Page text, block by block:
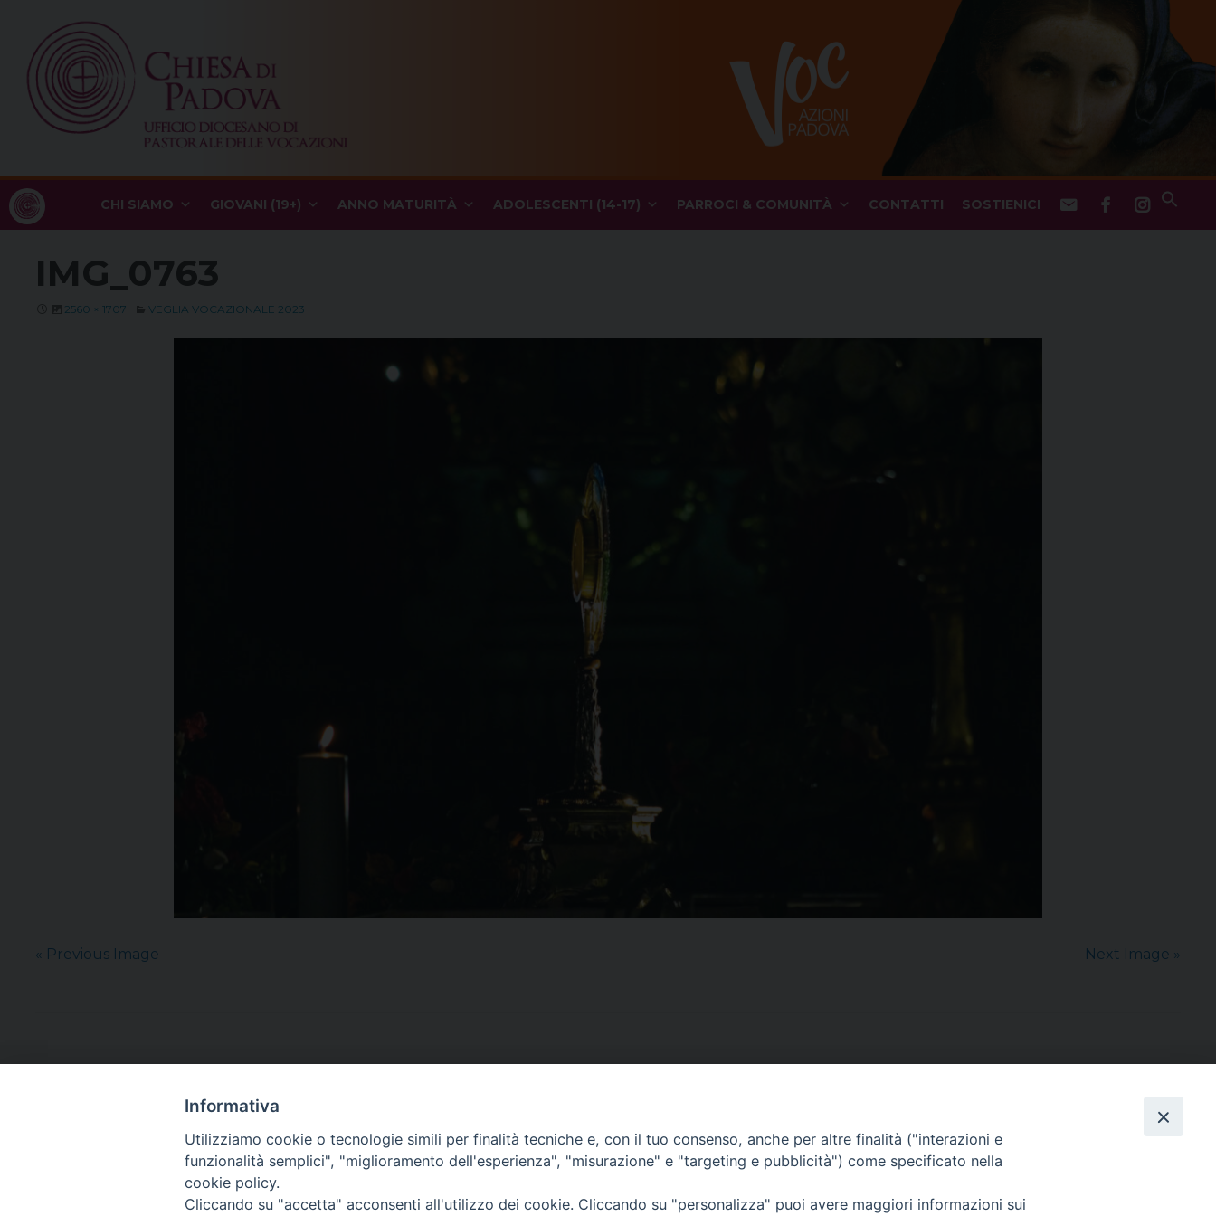
content
CHI SIAMO GIOVANI (19+) ANNO MATURITÀ ADOLESCENTI (14-17) PARROCI & COMUNITÀ CONTATTI SOSTIENICI
IMG_0763
2560 × 1707 VEGLIA VOCAZIONALE 2023
« Previous Image Next Image »
CONTATTI
via Bonporti, 20 – 35141 Padova
via Valmarana, 20 – 35133 Padova
Informativa
Utilizziamo cookie o tecnologie simili per finalità tecniche e, con il tuo consenso, anche per altre finalità ("interazioni e
funzionalità semplici", "miglioramento dell'esperienza", "misurazione" e "targeting e pubblicità") come specificato nella
cookie policy.
Cliccando su "accetta" acconsenti all'utilizzo dei cookie. Cliccando su "personalizza" puoi avere maggiori informazioni sui